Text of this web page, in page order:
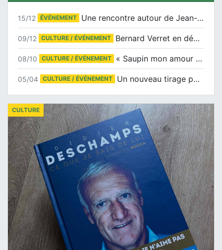
15/12 ÉVÉNEMENT Une rencontre autour de Jean-Claude Suaudeau
09/12 CULTURE / ÉVÉNEMENT Bernard Verret en dédicaces le samedi 13 décembre à l’Espace Culturel Atlantis
08/10 CULTURE / ÉVÉNEMENT « Saupin mon amour » au salon du livre de Trentemoult
05/04 CULTURE / ÉVÉNEMENT Un nouveau tirage pour le Docu-BD
CULTURE